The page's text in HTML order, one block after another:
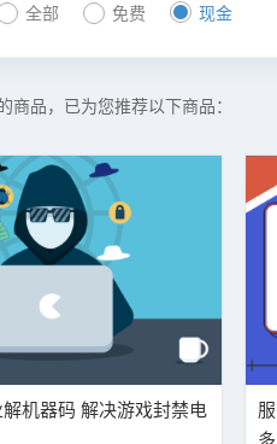
全部 免费 现金
商品，已为您推荐以下商品：
机器码 解决游戏封禁电